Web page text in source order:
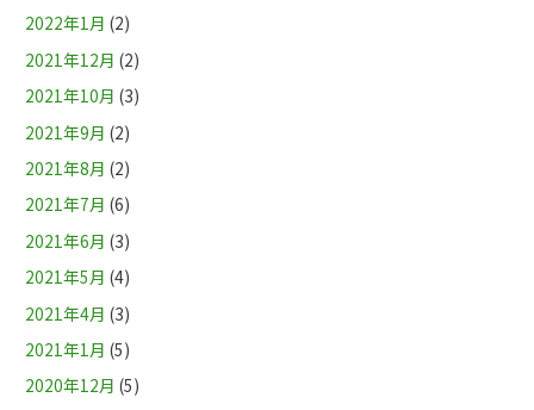
2022年1月 (2)
2021年12月 (2)
2021年10月 (3)
2021年9月 (2)
2021年8月 (2)
2021年7月 (6)
2021年6月 (3)
2021年5月 (4)
2021年4月 (3)
2021年1月 (5)
2020年12月 (5)